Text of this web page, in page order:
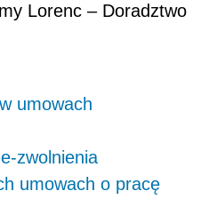
Lorenc – Doradztwo
umowach
zwolnienia
umowach o pracę